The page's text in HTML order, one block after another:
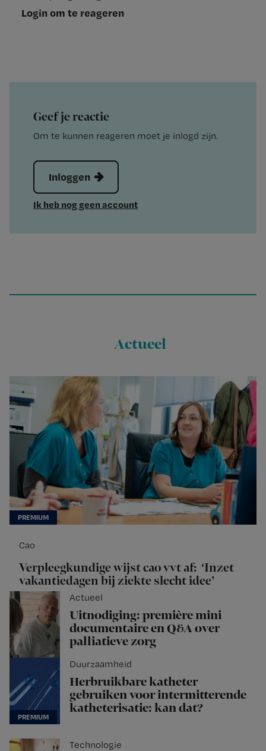
Login om te reageren
Geef je reactie
Om te kunnen reageren moet je inlogd zijn.
Inloggen
Ik heb nog geen account
Actueel
Cao
Verpleegkundige wijst cao vvt af: ‘Inzet
vakantiedagen bij ziekte slecht idee’
Actueel
Uitnodiging: première mini
documentaire en Q&A over
palliatieve zorg
Duurzaamheid
Herbruikbare katheter
gebruiken voor intermitterende
katheterisatie: kan dat?
Technologie